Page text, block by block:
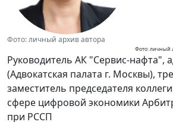
Фото: личный архив автора
Фото: личный
Руководитель АК "Сервис-нафта",
(Адвокатская палата г. Москвы),
заместитель председателя
сфере цифровой экономики
при РССП